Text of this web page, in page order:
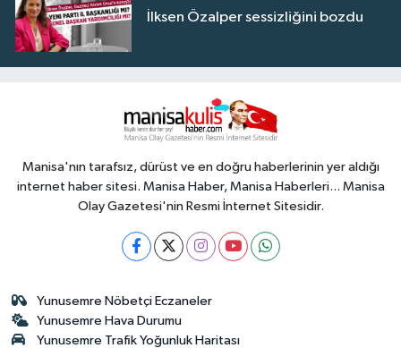
İlksen Özalper sessizliğini bozdu
Manisa'nın tarafsız, dürüst ve en doğru haberlerinin yer aldığı
internet haber sitesi. Manisa Haber, Manisa Haberleri... Manisa
Olay Gazetesi'nin Resmi İnternet Sitesidir.
Yunusemre Nöbetçi Eczaneler
Yunusemre Hava Durumu
Yunusemre Trafik Yoğunluk Haritası